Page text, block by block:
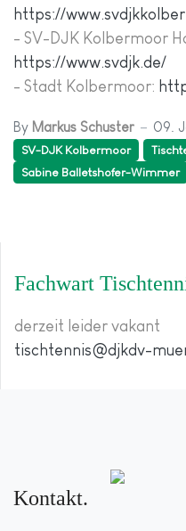
https://
- SV-DJK Kolbermoor
https://www.svdjk.de/
- Stadt Kolbermoor:
By Markus Schuster 09.
SV-DJK Kolbermoor
Sabine Balletshofer-Wimmer
Fachwart
derzeit leider vakant
tischtennis@djkdv-
Kontakt